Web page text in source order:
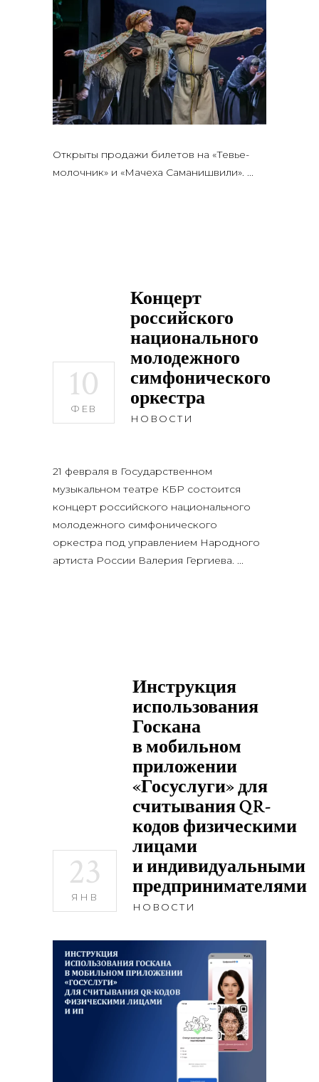
Открыты продажи билетов на «Тевье-
молочник» и «Мачеха Саманишвили».
10
ФЕВ
Концерт
российского
национального
молодежного
симфонического
оркестра
НОВОСТИ
21 февраля в Государственном
музыкальном театре КБР состоится
концерт российского национального
молодежного симфонического
оркестра под управлением Народного
артиста России Валерия Гергиева.
23
ЯНВ
Инструкция
использования
Госкана
в мобильном
приложении
«Госуслуги» для
считывания QR-
кодов физическими
лицами
и индивидуальными
предпринимателями
НОВОСТИ